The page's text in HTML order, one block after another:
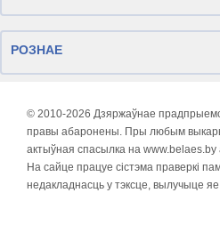
РОЗНАЕ
© 2010-2026 Дзяржаўнае
правы абаронены. Пры любым
актыўная спасылка на www.belaes.by
На сайце працуе сістэма праверкі
недакладнасць у тэксце, вылучыце яе